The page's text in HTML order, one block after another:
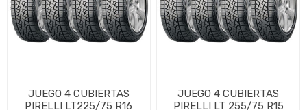
JUEGO 4 CUBIERTAS
PIRELLI LT225/75 R16
JUEGO 4 CUBIERTAS
PIRELLI LT 255/75 R15